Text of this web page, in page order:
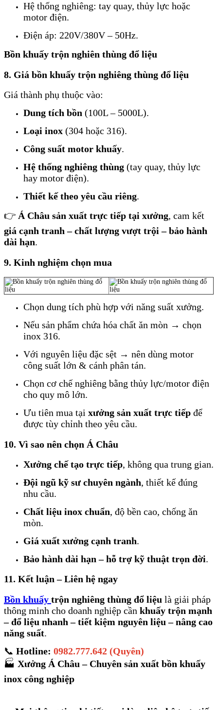
Hệ thống nghiêng: tay quay, thủy lực hoặc
motor điện.
Điện áp: 220V/380V – 50Hz.
Bồn khuấy trộn nghiên thùng đổ liệu
8. Giá bồn khuấy trộn nghiêng thùng đổ liệu
Giá thành phụ thuộc vào:
Dung tích bồn (100L – 5000L).
Loại inox (304 hoặc 316).
Công suất motor khuấy.
Hệ thống nghiêng thùng (tay quay, thủy lực
hay motor điện).
Thiết kế theo yêu cầu riêng.
👉 Á Châu sản xuất trực tiếp tại xưởng, cam kết
giá cạnh tranh – chất lượng vượt trội – bảo hành
dài hạn.
9. Kinh nghiệm chọn mua
Chọn dung tích phù hợp với năng suất xưởng.
Nếu sản phẩm chứa hóa chất ăn mòn → chọn
inox 316.
Với nguyên liệu đặc sệt → nên dùng motor
công suất lớn & cánh phân tán.
Chọn cơ chế nghiêng bằng thủy lực/motor điện
cho quy mô lớn.
Ưu tiên mua tại xưởng sản xuất trực tiếp để
được tùy chỉnh theo yêu cầu.
10. Vì sao nên chọn Á Châu
Xưởng chế tạo trực tiếp, không qua trung gian.
Đội ngũ kỹ sư chuyên ngành, thiết kế đúng
nhu cầu.
Chất liệu inox chuẩn, độ bền cao, chống ăn
mòn.
Giá xuất xưởng cạnh tranh.
Bảo hành dài hạn – hỗ trợ kỹ thuật trọn đời.
11. Kết luận – Liên hệ ngay
Bồn khuấy trộn nghiêng thùng đổ liệu là giải pháp
thông minh cho doanh nghiệp cần khuấy trộn mạnh
– đổ liệu nhanh – tiết kiệm nguyên liệu – nâng cao
năng suất.
📞 Hotline: 0982.777.642 (Quyên)
🏭 Xưởng Á Châu – Chuyên sản xuất bồn khuấy
inox công nghiệp